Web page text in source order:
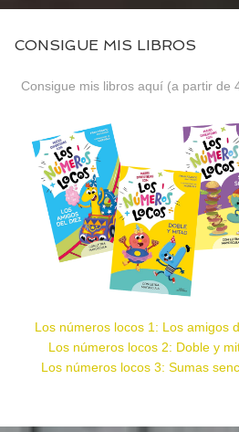
CONSIGUE MIS LIBROS
Consigue mis libros aquí (a partir de
Los números locos 1: Los amigos
Los números locos 2: Doble y
Los números locos 3: Sumas